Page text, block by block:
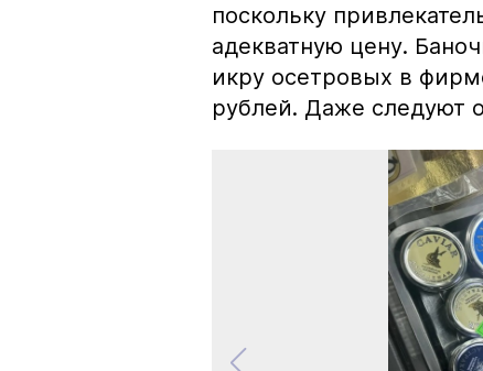
поскольку
адекватную цену.
икру осетровых в
рублей. Даже следуют